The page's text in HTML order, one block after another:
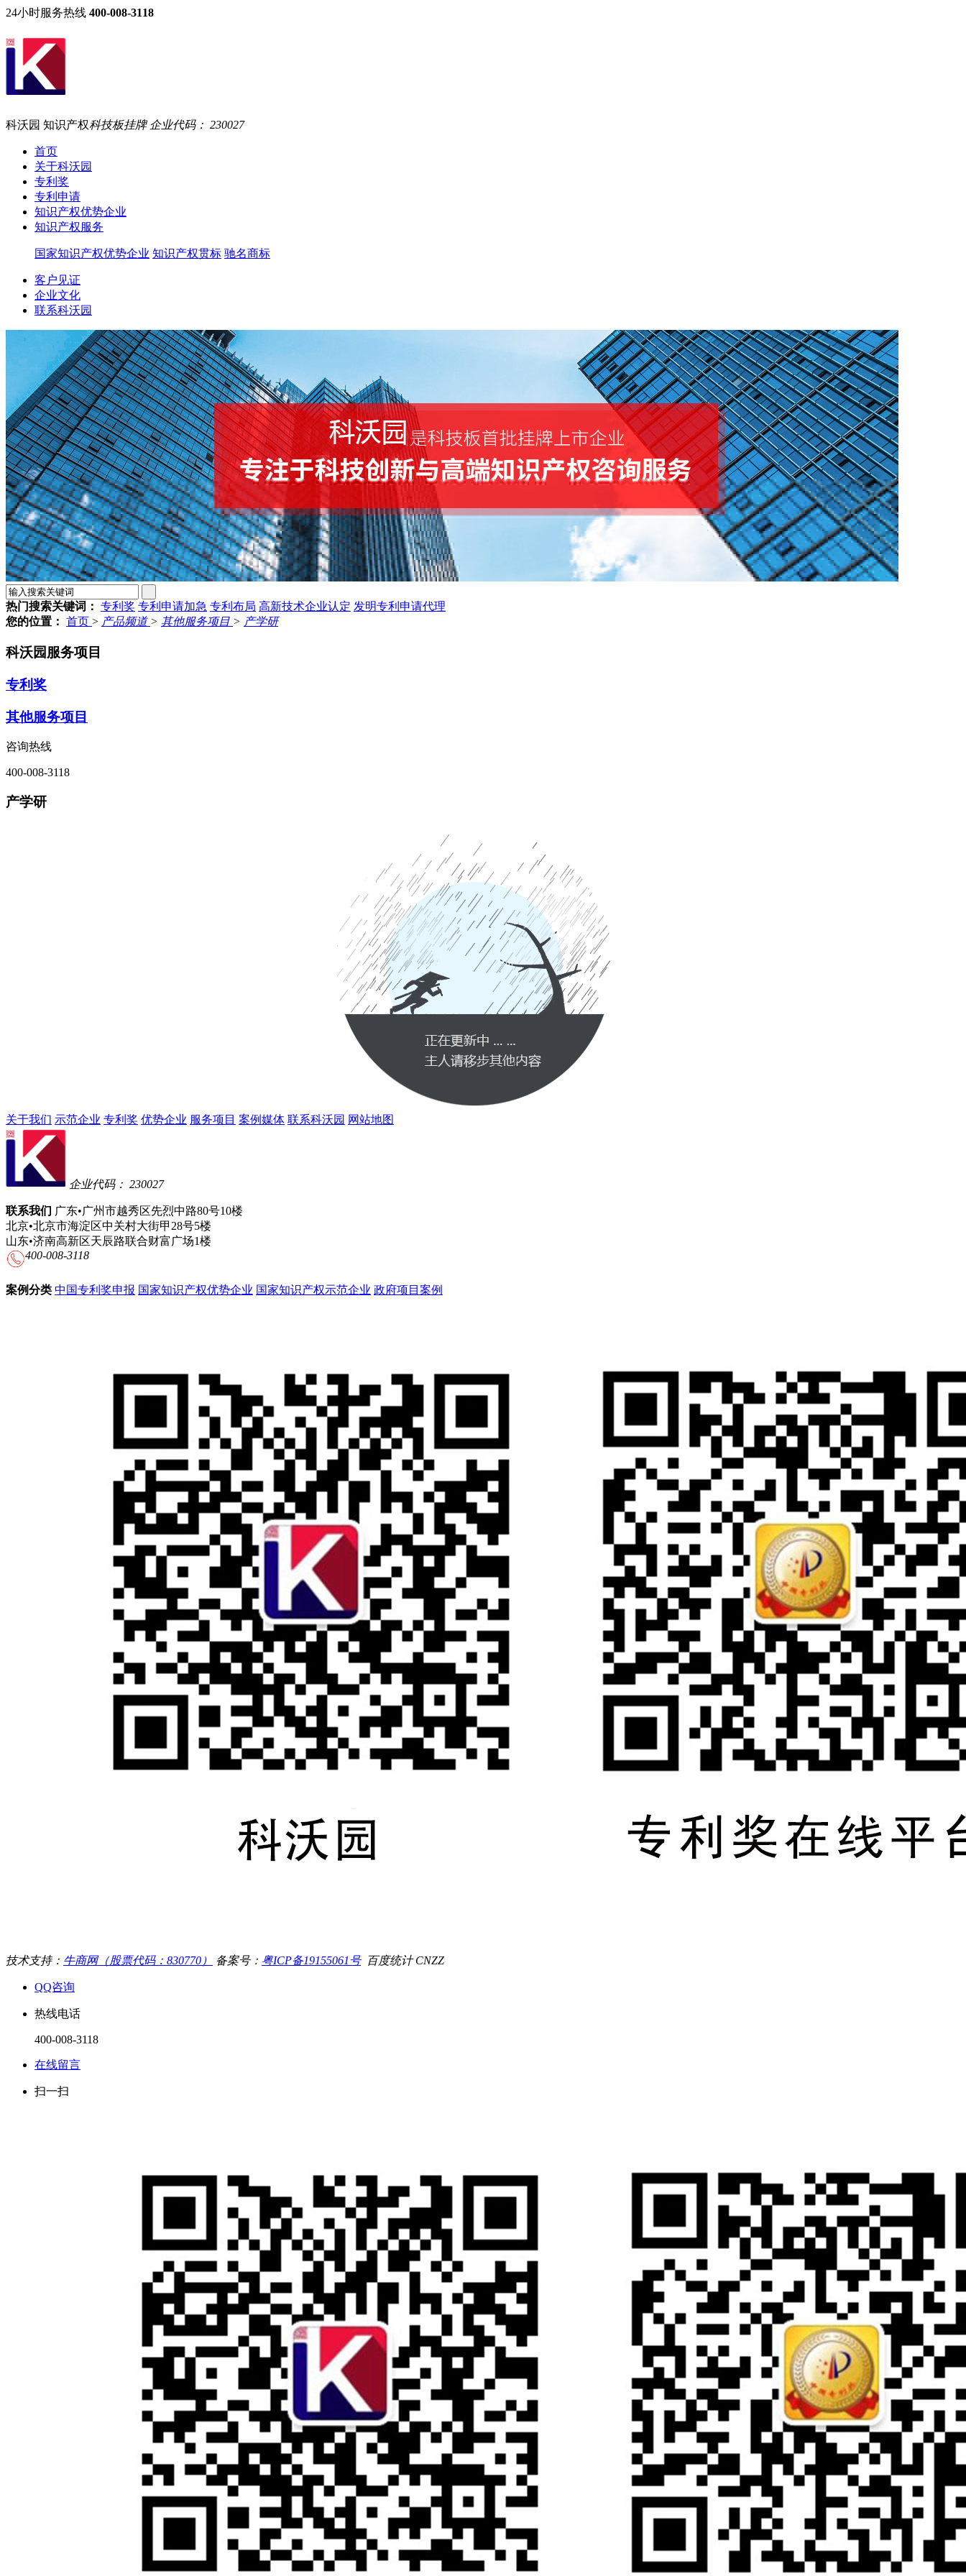
24小时服务热线 400-008-3118
科沃园 知识产权科技板挂牌 企业代码： 230027
首页
关于科沃园
专利奖
专利申请
知识产权优势企业
知识产权服务
国家知识产权优势企业 知识产权贯标 驰名商标
客户见证
企业文化
联系科沃园
热门搜索关键词： 专利奖 专利申请加急 专利布局 高新技术企业认定 发明专利申请代理
您的位置： 首页 > 产品频道 > 其他服务项目 > 产学研
科沃园服务项目
专利奖
其他服务项目
咨询热线
400-008-3118
产学研
关于我们 示范企业 专利奖 优势企业 服务项目 案例媒体 联系科沃园 网站地图
企业代码： 230027
联系我们 广东•广州市越秀区先烈中路80号10楼
北京•北京市海淀区中关村大街甲28号5楼
山东•济南高新区天辰路联合财富广场1楼
400-008-3118
案例分类 中国专利奖申报 国家知识产权优势企业 国家知识产权示范企业 政府项目案例
技术支持： 牛商网（股票代码：830770） 备案号： 粤ICP备19155061号 百度统计 CNZZ
QQ咨询
热线电话
400-008-3118
在线留言
扫一扫